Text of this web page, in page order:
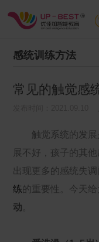
感统训练方法
常见的触觉感
触觉系统的发
展不好，孩子的其
出现更多的感统失
练的重要性。今天
动